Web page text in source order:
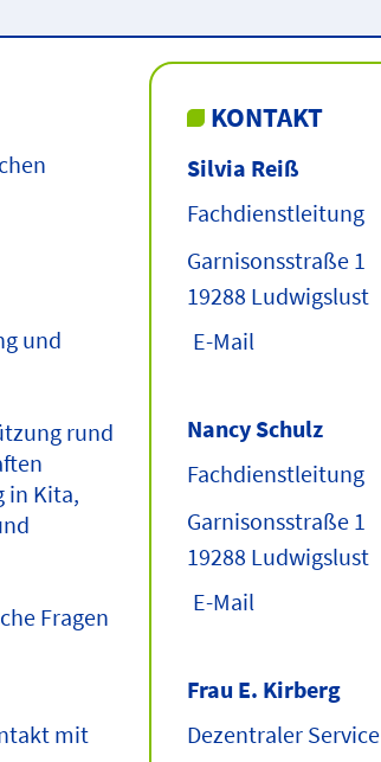
und
rund
in Kita,
Fragen
mit
KONTAKT
Silvia Reiß
Fachdienstleitung
Garnisonsstraße 1
19288 Ludwigslust
E-Mail
Nancy Schulz
Fachdienstleitung
Garnisonsstraße 1
19288 Ludwigslust
E-Mail
Frau E. Kirberg
Dezentraler Service